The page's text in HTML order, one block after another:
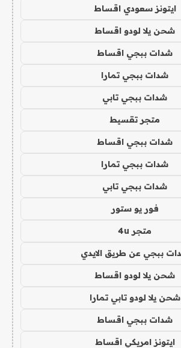
ايتونز سعودي اقساط
شحن يلا لودو اقساط
شدات ببجي اقساط
شدات ببجي تمارا
شدات ببجي تابي
متجر تقسيط
شدات ببجي اقساط
شدات ببجي تمارا
شدات ببجي تابي
فور يو ستور
متجر 4u
ببجي عن طريق الايدي
شحن يلا لودو اقساط
شحن يلا لودو تابي تمارا
شدات ببجي اقساط
ايتونز امريكي اقساط